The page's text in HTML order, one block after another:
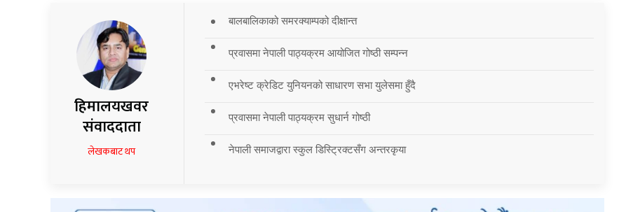
हिमालयखवर
संवाददाता
लेखकबाट थप
बालबालिकाको समरक्याम्पको दीक्षान्त
प्रवासमा नेपाली पाठ्यक्रम आयोजित गोष्ठी सम्पन्न
एभरेष्ट क्रेडिट युनियनको साधारण सभा युलेसमा हुँदै
प्रवासमा नेपाली पाठ्यक्रम सुधार्न गोष्ठी
नेपाली समाजद्वारा स्कुल डिस्ट्रिक्टसँग अन्तरकृया